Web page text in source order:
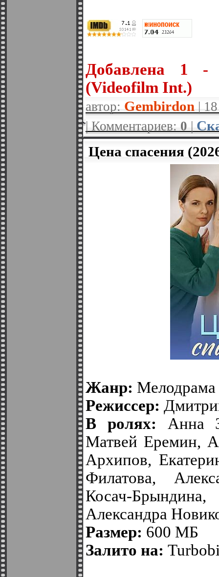
Добавлена 1 -
(Videofilm Int.)
автор: Gembirdon |
| Комментариев:0|
Цена спасения
Жанр: Мелодрама
Режиссер:
В ролях: Анна
Матвей Еремин,
Архипов,
Филатова,
Косач-
Александра
Размер: 600 МБ
Залито на: